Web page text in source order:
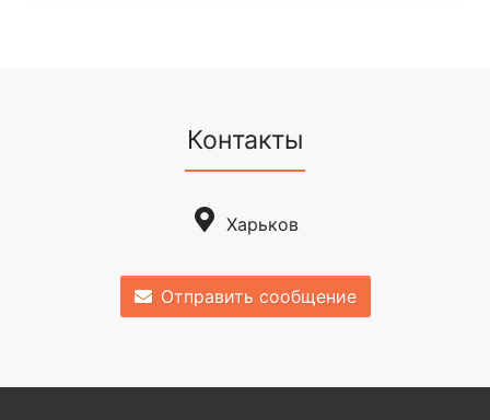
Контакты
Харьков
Отправить сообщение